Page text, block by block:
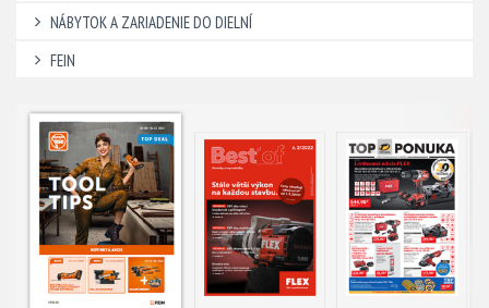
NÁBYTOK A ZARIADENIE DO DIELNÍ
FEIN